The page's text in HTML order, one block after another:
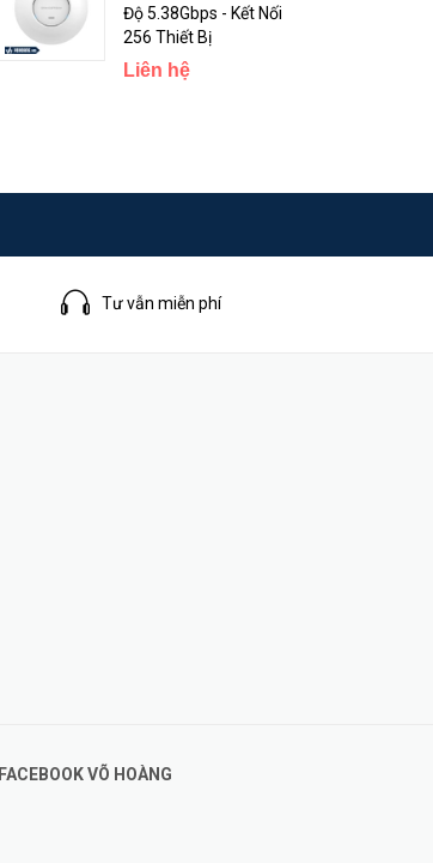
Độ 5.38Gbps - Kết Nối
256 Thiết Bị
Liên hệ
Tư vẫn miễn phí
FACEBOOK VÕ HOÀNG